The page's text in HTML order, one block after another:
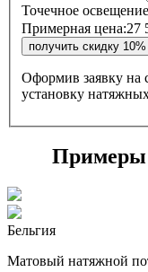
Точечное
Примерная цена:27
Оформив заявку на
установку
Примеры
Бельгия
Матовый натяжной